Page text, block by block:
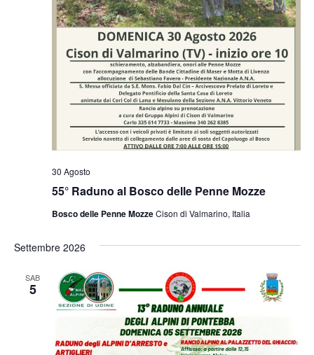
55° Raduno al Bosco delle Penne Mozze
30 Agosto
Bosco delle Penne MozzeCison di Valmarino, Italia
Settembre 2026
SAB
5